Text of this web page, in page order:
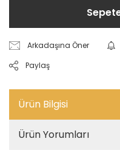
Arkadaşına Öner
Paylaş
Ürün Bilgisi
Ürün Yorumları